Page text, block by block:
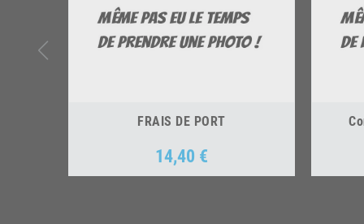
FRAIS DE PORT
Prix
14,40 €